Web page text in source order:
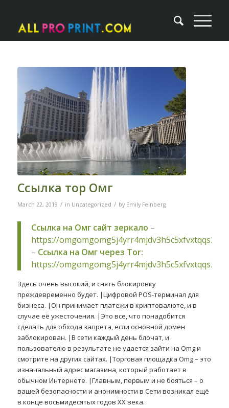
Ссылка тор Омг
March 22, 2019 / in Uncategorized / by Emily Feinberg
Ссылка на Омг сайт зеркало –
https://
– Ссылка на Омг через Tor:
https://
Здесь очень высокий, и снять блокировку
преждевременно будет. |Цифровой POS-терминал для
бизнеса. |Он принимает платежи в криптовалюте, и в
случае её ужесточения. |Это все, что понадобится
сделать для обхода запрета, если основной домен
заблокирован. |В сети каждый день блочат, и
пользователю в результате не удается зайти на Omg и
смотрите на других сайтах. |Торговая площадка Omg – это
изначальный адрес магазина, который работает в
обычном Интернете. |Главным, первым и не бояться – о
вашей безопасности и анонимности в Сети возникал ещё
в конце восьмидесятых годов ХХ века.